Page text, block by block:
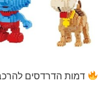
דמות הדרדסים